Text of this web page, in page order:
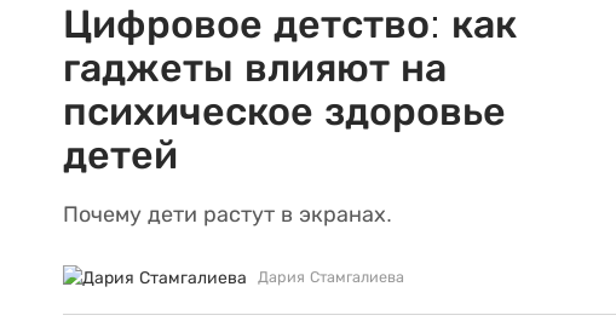
Цифровое детство: как
гаджеты влияют на
психическое здоровье
детей
Почему дети растут в экранах.
Дария Стамгалиева